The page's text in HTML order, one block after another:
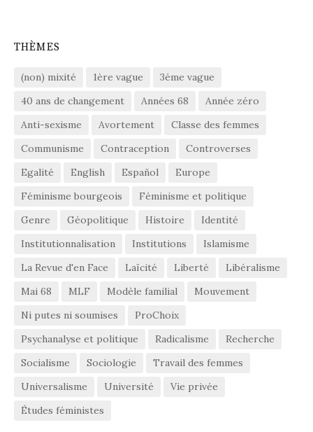
THÈMES
(non) mixité 1ère vague
3éme vague
40 ans de changement
Années 68
Année zéro
Anti-sexisme
Avortement
Classe des femmes
Communisme
Contraception
Controverses
Egalité
English Español
Europe
Féminisme bourgeois
Féminisme et politique
Genre
Géopolitique Histoire
Identité
Institutionnalisation
Institutions
Islamisme
La Revue d'en Face
Laïcité Liberté
Libéralisme
Mai 68
MLF Modèle familial
Mouvement
Ni putes ni soumises
ProChoix
Psychanalyse et politique
Radicalisme
Recherche
Socialisme
Sociologie
Travail des femmes
Universalisme
Université
Vie privée
Études féministes